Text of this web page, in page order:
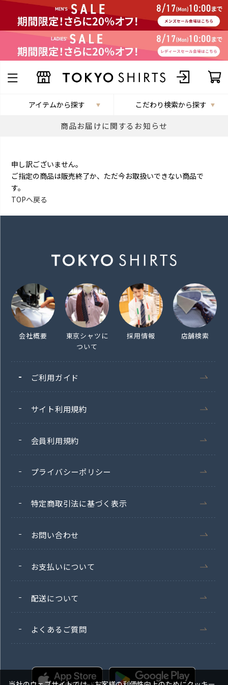
アイテムから探す こだわり検索から探す
商品お届けに関するお知らせ
申し訳ございません。
ご指定の商品は販売終了か、ただ今お取扱いできない商品で
す。
TOPへ戻る
会社概要
東京シャツに
ついて
採用情報 店舗検索
ご利用ガイド
サイト利用規約
会員利用規約
プライバシーポリシー
特定商取引法に基づく表示
お問い合わせ
お支払いについて
配送について
よくあるご質問